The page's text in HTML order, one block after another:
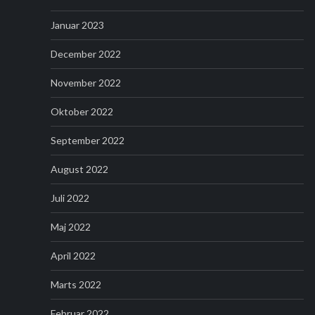
Januar 2023
December 2022
November 2022
Oktober 2022
September 2022
August 2022
Juli 2022
Maj 2022
April 2022
Marts 2022